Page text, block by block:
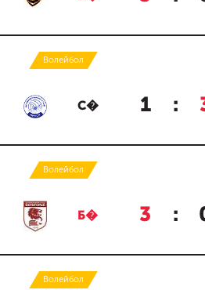
Волейбол
С� 1 :
Волейбол
Б� 3 :
Волейбол